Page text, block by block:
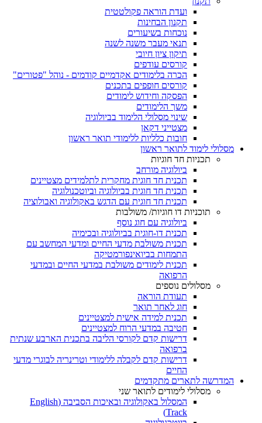
ועדת הוראה פקולטטית
תקנון הבחינות
נוכחות בשיעורים
תנאי מעבר משנה לשנה
תיקון ציון חיובי
קורסים עודפים
הכרה בלימודים אקדמיים קודמים - נוהל "פטורים"
קורסים חופפים בתכנים
הפסקה וחידוש לימודים
משך הלימודים
שינוי מסלולי הלימוד בביולוגיה
מצטייני דקאן
חובות כלליות ללימודי תואר ראשון
מסלולי לימוד לתואר ראשון
תכניות חד חוגיות
ביולוגיה מורחב
תכנית חד חוגית מחקרית לתלמידים מצטיינים
תכנית חד חוגית בביולוגיה וביוטכנולוגיה
תכנית חד חוגית עם הדגש באקולוגיה ואבולוציה
תוכניות דו חוגיות/ משולבות
ביולוגיה עם חוג נוסף
תכנית דו-חוגית בביולוגיה ובכימיה
תכנית משולבת מדעי החיים ומדעי המחשב עם
התמחות בביואינפורמטיקה
תכנית לימודים משולבת במדעי החיים ובמדעי
הרפואה
מסלולים נוספים
תעודת הוראה
חוג לאחר תואר
תכנית למידה אישית למצטיינים
חטיבה במדעי הרוח למצטיינים
דרישות קדם לקורסי הליבה בתכנית הארבע שנתית
ברפואה
דרישות קדם לקבלה ללימודי וטרינריה לבוגרי מדעי
החיים
המדרשה לתארים מתקדמים
מסלולי לימודים לתואר שני
המסלול באקולוגיה ובאיכות הסביבה (English
Track)